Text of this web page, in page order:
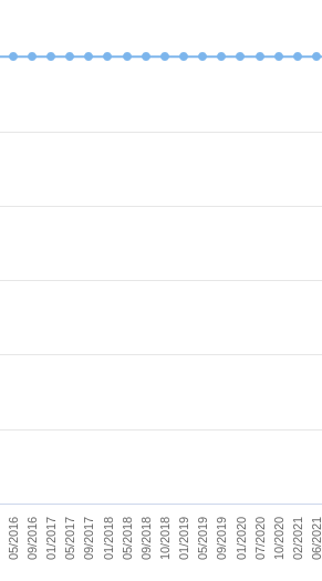
05/2016 09/2016 01/2017 05/2017 09/2017 01/2018 05/2018 09/2018 10/2018 01/2019 05/2019 09/2019 01/2020 07/2020 10/2020 02/2021 06/2021